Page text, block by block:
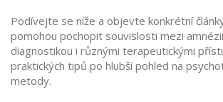
Podívejte se níže a objevte konkrétní
pomohou pochopit souvislosti mezi
diagnostikou i různými terapeutickými
praktických tipů po hlubší pohled na
metody.